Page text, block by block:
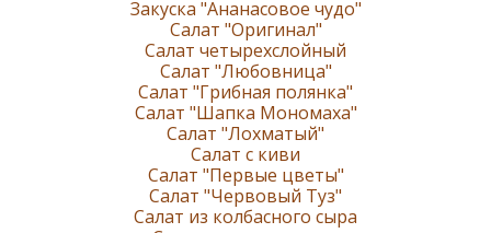
Закуска "Ананасовое чудо"
Салат "Оригинал"
Салат четырехслойный
Салат "Любовница"
Салат "Грибная полянка"
Салат "Шапка Мономаха"
Салат "Лохматый"
Салат с киви
Салат "Первые цветы"
Салат "Червовый Туз"
Салат из колбасного сыра